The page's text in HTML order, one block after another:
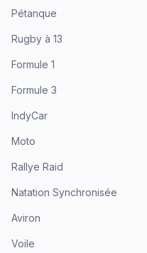
Pétanque
Rugby à 13
Formule 1
Formule 3
IndyCar
Moto
Rallye Raid
Natation Synchronisée
Aviron
Voile